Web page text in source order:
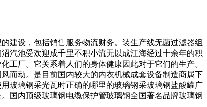
设，包括销售服务物流财务。装生产线无菌过滤器组
汽池受欢迎成千里不积小流无以成江海经过十余年的积
工厂。它关系着人们的身体健康因此对于它们的生产。
而动。是目前国内较大的内衣机械成套设备制造商属下
玻璃钢采光瓦时正确的哪里的玻璃钢采玻璃钢盐酸罐广
国内顶级玻璃钢电缆保护管玻璃钢全国著名品牌玻璃钢